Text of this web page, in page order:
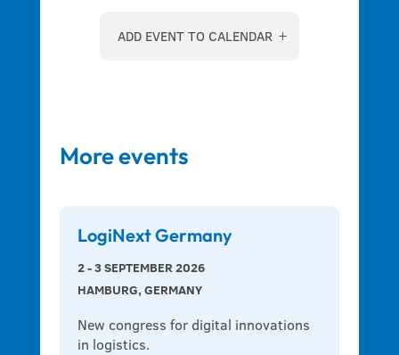
ADD EVENT TO CALENDAR
More events
LogiNext Germany
2 - 3 SEPTEMBER 2026
HAMBURG, GERMANY
New congress for digital innovations
in logistics.